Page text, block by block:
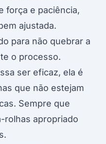
força e paciência,
ajustada.
para não quebrar a
o processo.
ser eficaz, ela é
que não estejam
Sempre que
rolhas apropriado